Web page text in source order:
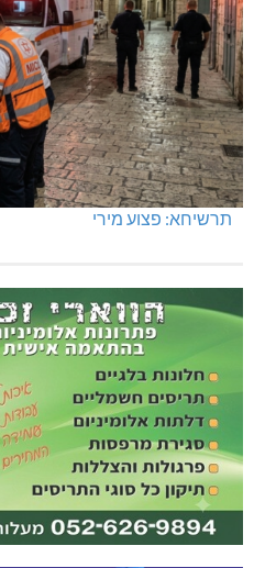
מחיר מטרה במעלות: החל מ-728,000 ₪
תרשיחא: פצוע מירי